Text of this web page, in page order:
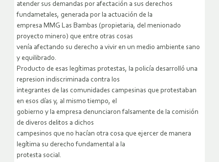
atender sus demandas por afectación a sus derechos
fundametales, generada por la actuación de la
empresa MMG Las Bambas (propietaria, del menionado
proyecto minero) que entre otras cosas
venía afectando su derecho a vivir en un medio ambiente sano
y equilibrado.
Producto de esas legítimas protestas, la policía desarrolló una
represion indiscriminada contra los
integrantes de las comunidades campesinas que protestaban
en esos días y, al mismo tiempo, el
gobierno y la empresa denunciaron falsamente de la comisión
de diveros delitos a dichos
campesinos que no hacían otra cosa que ejercer de manera
legítima su derecho fundamental a la
protesta social.